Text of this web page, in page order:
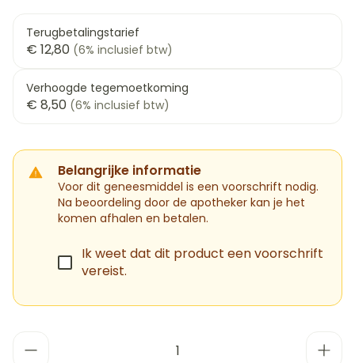
Terugbetalingstarief
€ 12,80 (6% inclusief btw)
Verhoogde tegemoetkoming
€ 8,50 (6% inclusief btw)
Belangrijke informatie
Voor dit geneesmiddel is een voorschrift nodig.
Na beoordeling door de apotheker kan je het
komen afhalen en betalen.
Ik weet dat dit product een voorschrift
vereist.